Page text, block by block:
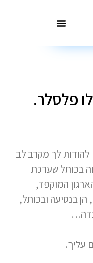
פלסלר.
להודות לך מקרב לב
בכותל שערכת
המוקפד,
בנסיעה ובכותל,
עליך.